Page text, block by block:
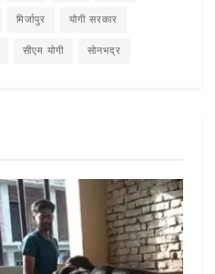
मिर्जापुर योगी सरकार
सीएम योगी सोनभद्र